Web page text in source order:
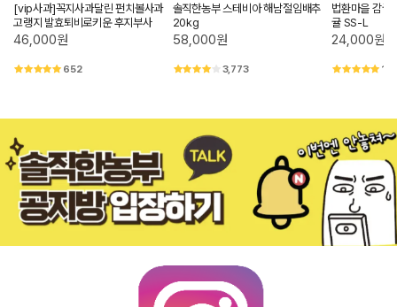
[vip사과]꼭지사과달린 펀치볼사과
고랭지 발효퇴비로키운 후지부사
46,000원
652
솔직한농부 스테비아 해남절임배추
20kg
58,000원
3,773
법환마을 감귤
귤 SS-L
24,000원